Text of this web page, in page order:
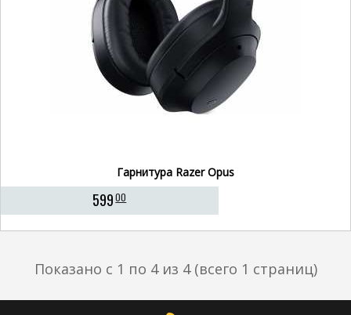
Гарнитура Razer Opus
59900
Показано с 1 по 4 из 4 (всего 1 страниц)